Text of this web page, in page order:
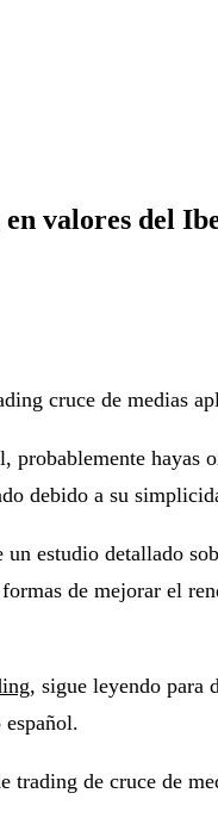
valores del
cruce de medias
probablemente
debido a su
estudio detallado
de mejorar el
, sigue leyendo para
trading de cruce de